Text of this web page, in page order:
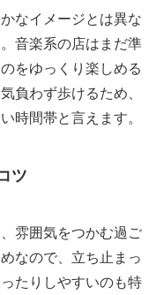
なイメージとは異な
音楽系の店はまだ準
をゆっくり楽しめる
負わず歩けるため、
時間帯と言えます。
ツ
雰囲気をつかむ過ご
なので、立ち止まっ
たりしやすいのも特